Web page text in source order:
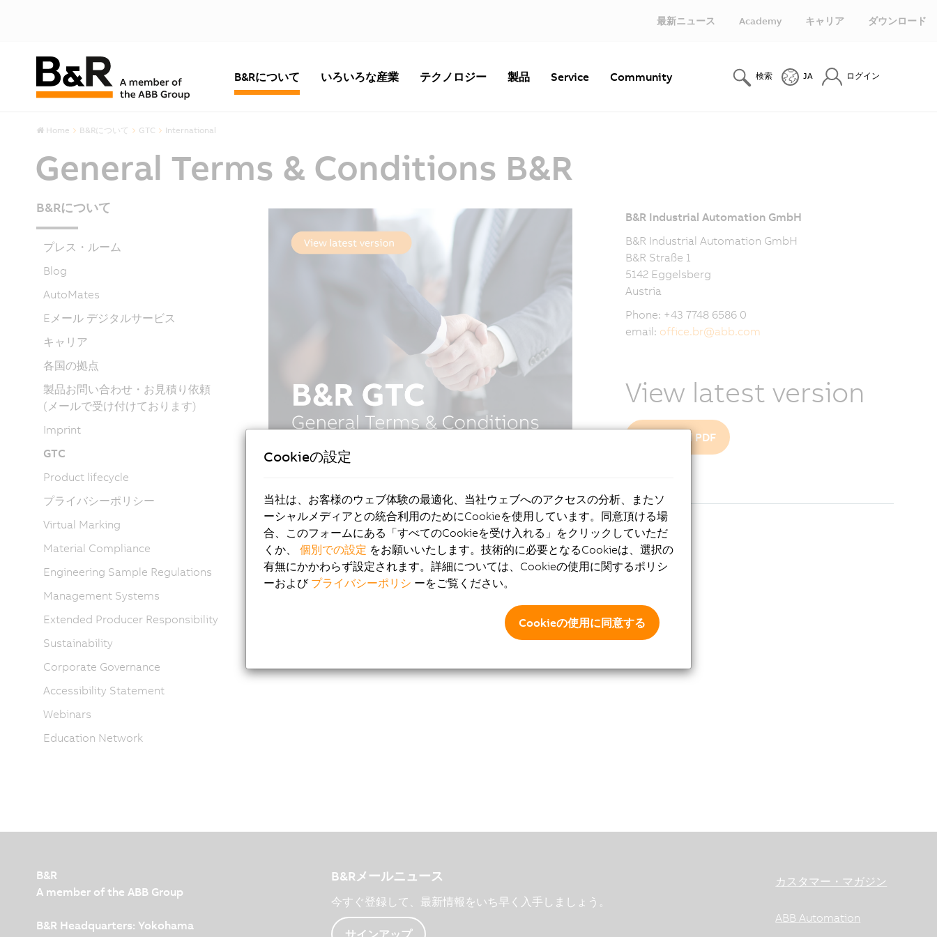
最新ニュース Academy キャリア ダウンロード
B&Rについて いろいろな産業 テクノロジー 製品 Service Community 検索 JA ログイン
Home B&Rについて GTC International
General Terms & Conditions B&R
B&R Industrial Automation GmbH
B&R Industrial Automation GmbH
B&R Straße 1
5142 Eggelsberg
Austria
Phone: +43 7748 6586 0
email: office.br@abb.com
View latest version
Download PDF
B&Rについて
プレス・ルーム
Blog
AutoMates
Eメール デジタルサービス
キャリア
各国の拠点
製品お問い合わせ・お見積り依頼
(メールで受け付けております)
Imprint
GTC
Product lifecycle
プライバシーポリシー
Virtual Marking
Material Compliance
Engineering Sample Regulations
Management Systems
Extended Producer Responsibility
Sustainability
Corporate Governance
Accessibility Statement
Webinars
Education Network
B&R
A member of the ABB Group
B&R Headquarters: Yokohama
B&Rメールニュース
今すぐ登録して、最新情報をいち早く入手しましょう。
サインアップ
カスタマー・マガジン
ABB Automation
Cookieの設定
当社は、お客様のウェブ体験の最適化、当社ウェブへのアクセスの分析、またソ
ーシャルメディアとの統合利用のためにCookieを使用しています。同意頂ける場
合、このフォームにある「すべてのCookieを受け入れる」をクリックしていただ
くか、 個別での設定 をお願いいたします。技術的に必要となるCookieは、選択の
有無にかかわらず設定されます。詳細については、Cookieの使用に関するポリシ
ーおよび プライバシーポリシ ーをご覧ください。
Cookieの使用に同意する